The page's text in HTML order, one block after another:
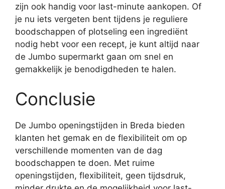
zijn ook handig voor last-minute aankopen. Of
je nu iets vergeten bent tijdens je reguliere
boodschappen of plotseling een ingrediënt
nodig hebt voor een recept, je kunt altijd naar
de Jumbo supermarkt gaan om snel en
gemakkelijk je benodigdheden te halen.
Conclusie
De Jumbo openingstijden in Breda bieden
klanten het gemak en de flexibiliteit om op
verschillende momenten van de dag
boodschappen te doen. Met ruime
openingstijden, flexibiliteit, geen tijdsdruk,